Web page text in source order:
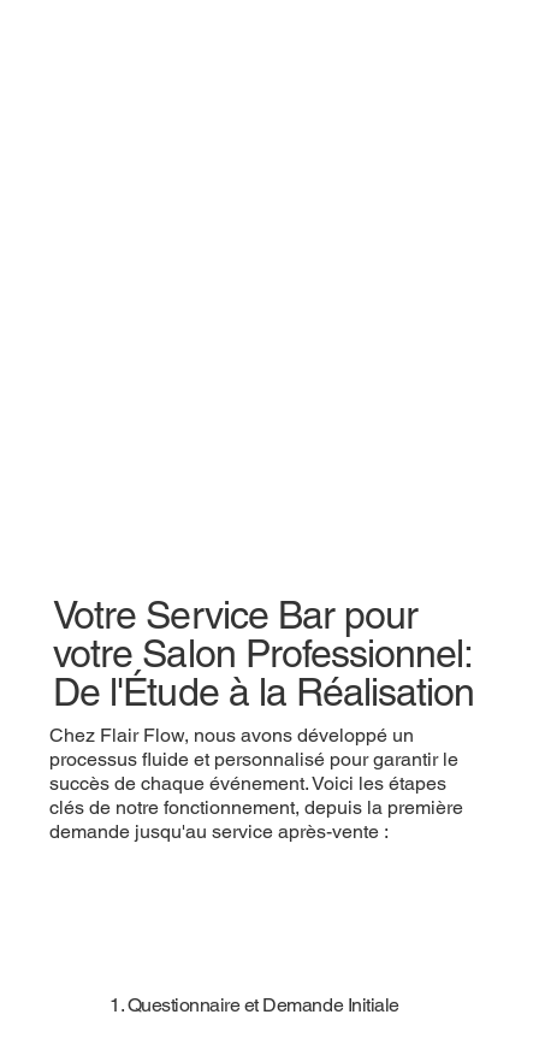
Votre Service Bar pour
votre Salon Professionnel:
De l'Étude à la Réalisation
Chez Flair Flow, nous avons développé un
processus fluide et personnalisé pour garantir le
succès de chaque événement. Voici les étapes
clés de notre fonctionnement, depuis la première
demande jusqu'au service après-vente :
1. Questionnaire et Demande Initiale